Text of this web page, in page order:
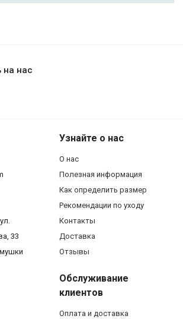
на нас
33
Узнайте о нас
О нас
Полезная информация
Как определить размер
Рекомендации по уходу
Контакты
Доставка
Отзывы
Обслуживание
клиентов
Оплата и доставка